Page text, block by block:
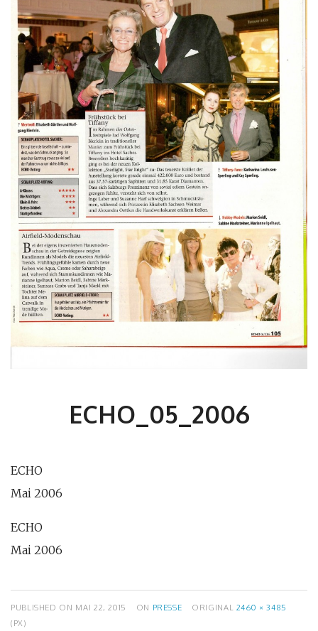
ECHO_05_2006
ECHO
Mai 2006
ECHO
Mai 2006
PUBLISHED ON MAI 22, 2015 ON PRESSE ORIGINAL 2460 × 3485
(PX)